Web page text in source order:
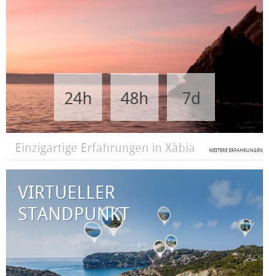
24h 48h 7d
Einzigartige Erfahrungen in Xàbia WEITERE ERFAHRUNGEN
VIRTUELLER
STANDPUNKT